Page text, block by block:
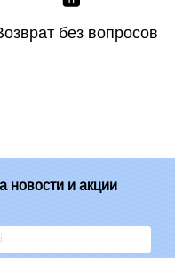
без вопросов
новости и акции